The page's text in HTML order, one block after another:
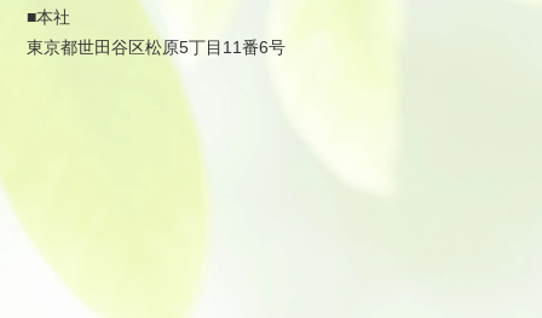
■本社
東京都世田谷区松原5丁目11番6号